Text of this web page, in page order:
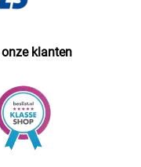
klanten